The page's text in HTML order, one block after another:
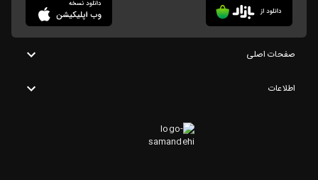
صفحات اصلی
اطلاعات